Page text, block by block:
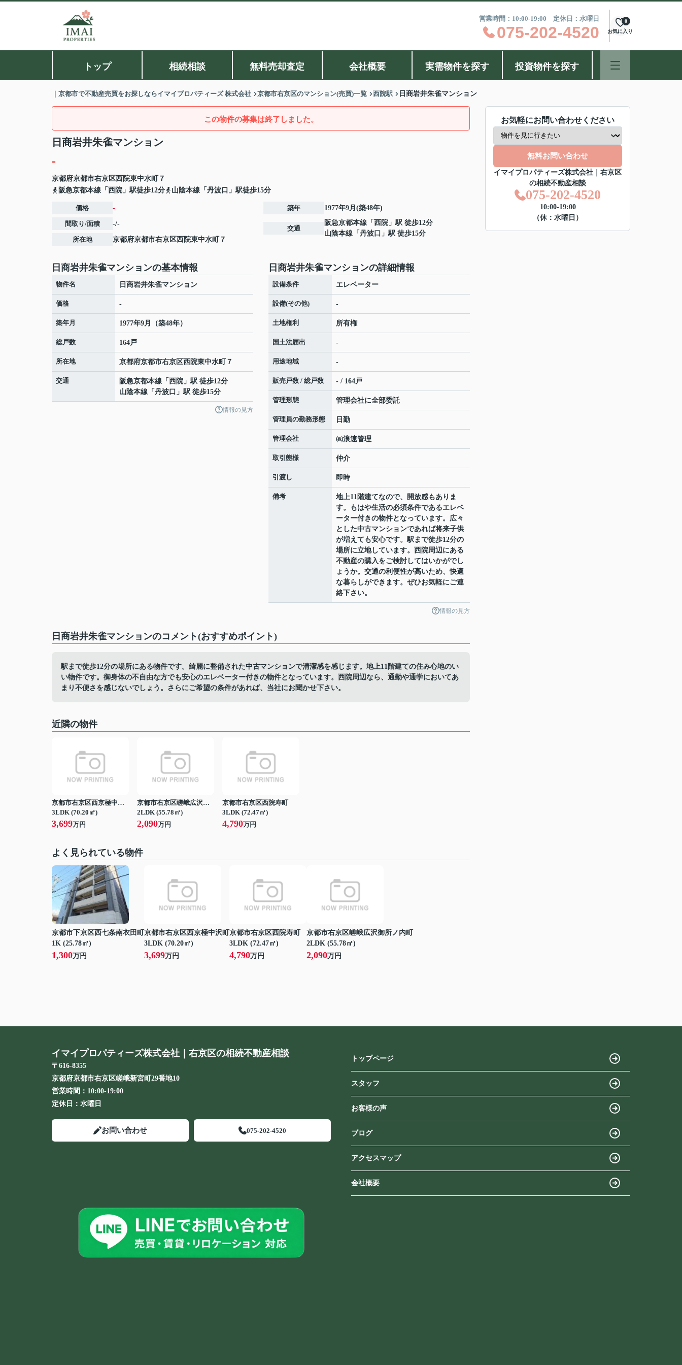
営業時間：10:00-19:00 定休日：水曜日
075-202-4520 お気に入り
0
トップ 相続相談 無料売却査定 会社概要 実需物件を探す 投資物件を探す
｜京都市で不動産売買をお探しならイマイプロパティーズ 株式会社 京都市右京区のマンション(売買)一覧 西院駅 日商岩井朱雀マンション
この物件の募集は終了しました。
日商岩井朱雀マンション
-
京都府京都市右京区西院東中水町
７
阪急京都本線「西院」駅徒歩12分
山陰本線「丹波口」駅徒歩15分
価格 -
間取り/面積 -/-
所在地 京都府京都市右京区西院東中水町 ７
築年 1977年9月(築48年)
交通
阪急京都本線 「 西院 」駅 徒歩12分
山陰本線 「 丹波口 」駅 徒歩15分
日商岩井朱雀マンションの基本情報
物件名 日商岩井朱雀マンション
価格 -
築年月 1977年9月（築48年）
総戸数 164戸
所在地 京都府京都市右京区西院東中水町 ７
交通 阪急京都本線 「 西院 」駅 徒歩12分
山陰本線 「 丹波口 」駅 徒歩15分
情報の見方
日商岩井朱雀マンションの詳細情報
設備条件 エレベーター
設備(その他) -
土地権利 所有権
国土法届出 -
用途地域 -
販売戸数 / 総戸数 - / 164戸
管理形態 管理会社に全部委託
管理員の勤務形態 日勤
管理会社 ㈱浪速管理
取引態様 仲介
引渡し 即時
備考
地上11階建てなので、開放感もありま
す。もはや生活の必須条件であるエレベ
ーター付きの物件となっています。広々
とした中古マンションであれば将来子供
が増えても安心です。駅まで徒歩12分の
場所に立地しています。西院周辺にある
不動産の購入をご検討してはいかがでし
ょうか。交通の利便性が高いため、快適
な暮らしができます。ぜひお気軽にご連
絡下さい。
情報の見方
日商岩井朱雀マンションのコメント(おすすめポイント)
駅まで徒歩12分の場所にある物件です。綺麗に整備された中古マンションで清潔感を感じます。地上11階建ての住み心地のい
い物件です。御身体の不自由な方でも安心のエレベーター付きの物件となっています。西院周辺なら、通勤や通学においてあ
まり不便さを感じないでしょう。さらにご希望の条件があれば、当社にお聞かせ下さい。
近隣の物件
京都市右京区西京極中沢町
3LDK (70.20㎡)
3,699万円
京都市右京区嵯峨広沢御所ノ内町
2LDK (55.78㎡)
2,090万円
京都市右京区西院寿町
3LDK (72.47㎡)
4,790万円
よく見られている物件
京都市下京区西七条南衣田町
1K (25.78㎡)
1,300万円
京都市右京区西京極中沢町
3LDK (70.20㎡)
3,699万円
京都市右京区西院寿町
3LDK (72.47㎡)
4,790万円
京都市右京区嵯峨広沢御所ノ内町
2LDK (55.78㎡)
2,090万円
お気軽にお問い合わせください
無料お問い合わせ
イマイプロパティーズ株式会社｜右京区
の相続不動産相談
075-202-4520
10:00-19:00
（休：水曜日）
イマイプロパティーズ株式会社｜右京区の相続不動産相談
〒616-8355
京都府京都市右京区嵯峨新宮町29番地10
営業時間： 10:00-19:00
定休日： 水曜日
お問い合わせ 075-202-4520
トップページ
スタッフ
お客様の声
ブログ
アクセスマップ
会社概要